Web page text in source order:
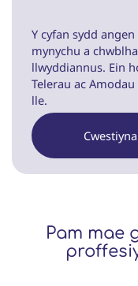
Y cyfan sydd
mynychu a
llwyddiannus. Ein
Telerau ac
lle.
Pam mae